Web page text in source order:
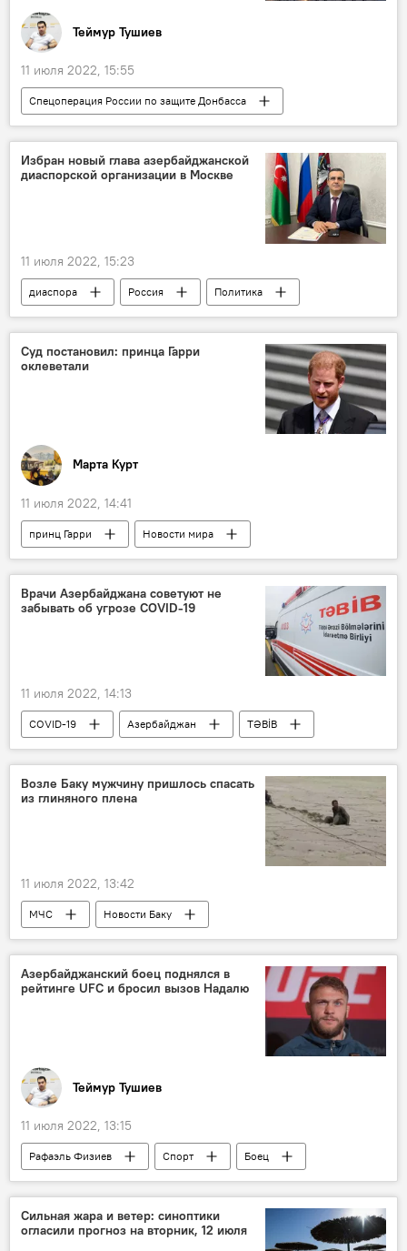
Теймур Тушиев
11 июля 2022, 15:55
Спецоперация России по защите Донбасса
Россия
Украина отчет
Избран новый глава азербайджанской
диаспорской организации в Москве
11 июля 2022, 15:23
диаспора Россия
Политика
Москва
ЖИЗНЬ
Избрание
Суд постановил: принца Гарри
оклеветали
Марта Курт
11 июля 2022, 14:41
принц Гарри
Новости мира
Колумнисты
Клевета ЖИЗНЬ
Врачи Азербайджана советуют не
забывать об угрозе COVID-19
11 июля 2022, 14:13
COVID-19 Азербайджан
TƏBİB
Коронавирус
Профилактика
меры безопасности
Здоровье
Возле Баку мужчину пришлось спасать
из глиняного плена
11 июля 2022, 13:42
МЧС
Новости Баку
Министерство по чрезвычайным ситуациям АР
Мужчина
молодой человек
Происшествия
видео
Локбатан
Азербайджанский боец поднялся в
рейтинге UFC и бросил вызов Надалю
Теймур Тушиев
11 июля 2022, 13:15
Рафаэль Физиев Спорт
Боец
MMA
рейтинг
Мир
ЖИЗНЬ
Сильная жара и ветер: синоптики
огласили прогноз на вторник, 12 июля